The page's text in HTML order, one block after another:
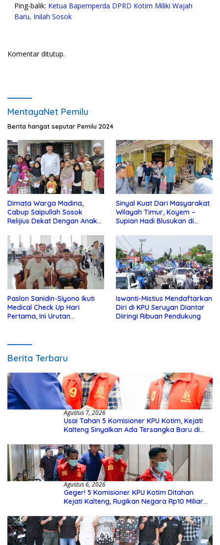
Ping-balik: Ketua Bapemperda DPRD Kotim Miliki Wajah
Baru, Inilah Sosok
Komentar ditutup.
MentayaNet Pemilu
Berita hangat seputar Pemilu 2024
Dimata Warga Madina,
Cabup Saipullah Sosok
Relijius Dekat Dengan Anak
Sinyal Kuat Dari Masyarakat
Wilayah Timur, Koyem –
Supian Hadi Blusukan di
Paslon Sanidin-Siyono Ikuti
Medical Check Up Hari
Pertama, Ini Urutan
Iswanti-Mistius Mendaftarkan
Diri di KPU Seruyan Diantar
Diiringi Ribuan Pendukung
Berita Terbaru
Agustus 7, 2026
Usai Tahan 5 Komisioner KPU Kotim, Kejati
Kalteng Sinyalkan Ada Tersangka Baru di
Agustus 6, 2026
Geger! 5 Komisioner KPU Kotim Ditahan
Kejati Kalteng, Rugikan Negara Rp10 Miliar